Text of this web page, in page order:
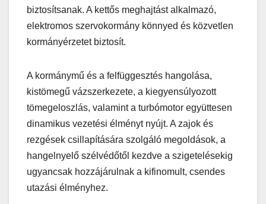
biztosítsanak. A kettős meghajtást alkalmazó,
elektromos szervokormány könnyed és közvetlen
kormányérzetet biztosít.
A kormánymű és a felfüggesztés hangolása,
kistömegű vázszerkezete, a kiegyensúlyozott
tömegeloszlás, valamint a turbómotor együttesen
dinamikus vezetési élményt nyújt. A zajok és
rezgések csillapítására szolgáló megoldások, a
hangelnyelő szélvédőtől kezdve a szigetelésekig
ugyancsak hozzájárulnak a kifinomult, csendes
utazási élményhez.